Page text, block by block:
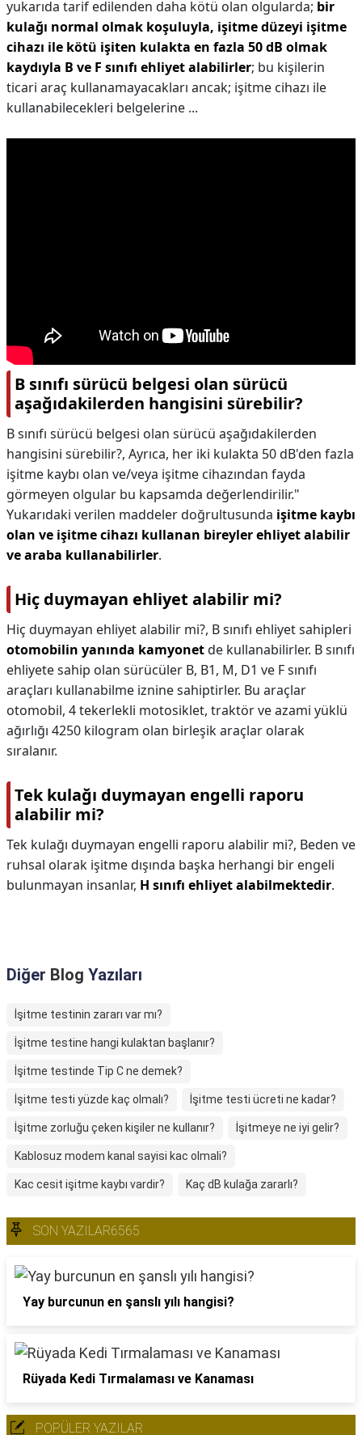
yukarıda tarif edilenden daha kötü olan olgularda; bir
kulağı normal olmak koşuluyla, işitme düzeyi işitme
cihazı ile kötü işiten kulakta en fazla 50 dB olmak
kaydıyla B ve F sınıfı ehliyet alabilirler; bu kişilerin
ticari araç kullanamayacakları ancak; işitme cihazı ile
kullanabilecekleri belgelerine ...
B sınıfı sürücü belgesi olan sürücü
aşağıdakilerden hangisini sürebilir?
B sınıfı sürücü belgesi olan sürücü aşağıdakilerden
hangisini sürebilir?, Ayrıca, her iki kulakta 50 dB'den fazla
işitme kaybı olan ve/veya işitme cihazından fayda
görmeyen olgular bu kapsamda değerlendirilir."
Yukarıdaki verilen maddeler doğrultusunda işitme kaybı
olan ve işitme cihazı kullanan bireyler ehliyet alabilir
ve araba kullanabilirler.
Hiç duymayan ehliyet alabilir mi?
Hiç duymayan ehliyet alabilir mi?, B sınıfı ehliyet sahipleri
otomobilin yanında kamyonetde kullanabilirler. B sınıfı
ehliyete sahip olan sürücüler B, B1, M, D1 ve F sınıfı
araçları kullanabilme iznine sahiptirler. Bu araçlar
otomobil, 4 tekerlekli motosiklet, traktör ve azami yüklü
ağırlığı 4250 kilogram olan birleşik araçlar olarak
sıralanır.
Tek kulağı duymayan engelli raporu
alabilir mi?
Tek kulağı duymayan engelli raporu alabilir mi?, Beden ve
ruhsal olarak işitme dışında başka herhangi bir engeli
bulunmayan insanlar, H sınıfı ehliyet alabilmektedir.
Diğer Blog Yazıları
İşitme testinin zararı var mı?
İşitme testine hangi kulaktan başlanır?
İşitme testinde Tip C ne demek?
İşitme testi yüzde kaç olmalı? İşitme testi ücreti ne kadar?
İşitme zorluğu çeken kişiler ne kullanır? İşitmeye ne iyi gelir?
Kablosuz modem kanal sayisi kac olmali?
Kac cesit işitme kaybı vardir? Kaç dB kulağa zararlı?
SON YAZILAR6565
Yay burcunun en şanslı yılı hangisi?
Rüyada Kedi Tırmalaması ve Kanaması
POPÜLER YAZILAR